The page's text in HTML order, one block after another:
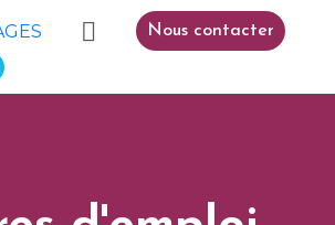
Nous contacter